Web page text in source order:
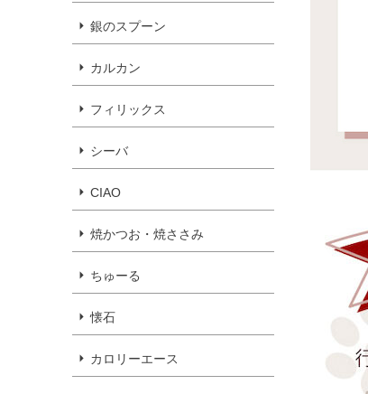
銀のスプーン
カルカン
フィリックス
シーバ
CIAO
焼かつお・焼ささみ
ちゅーる
懐石
カロリーエース